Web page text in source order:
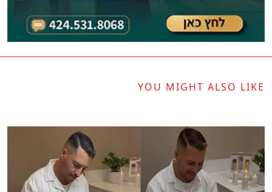
YOU MIGHT ALSO LIKE